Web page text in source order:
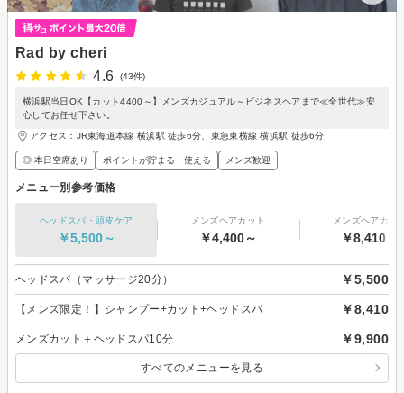
Rad by cheri
4.6
(43件)
横浜駅当日OK【カット4400～】メンズカジュアル～ビジネスヘアまで≪全世代≫安
心してお任せ下さい。
アクセス：JR東海道本線 横浜駅 徒歩6分、東急東横線 横浜駅 徒歩6分
◎ 本日空席あり ポイントが貯まる・使える メンズ歓迎
メニュー別参考価格
ヘッドスパ・頭皮ケア
￥5,500～
メンズヘアカット
￥4,400～
メンズヘアカラ
￥8,410～
ヘッドスパ（マッサージ20分） ￥5,500
【メンズ限定！】シャンプー+カット+ヘッドスパ ￥8,410
メンズカット＋ヘッドスパ10分 ￥9,900
すべてのメニューを見る